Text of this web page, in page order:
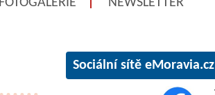
Sociální sítě eMoravia.cz